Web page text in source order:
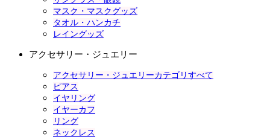
マスク・マスクグッズ
タオル・ハンカチ
レイングッズ
アクセサリー・ジュエリー
アクセサリー・ジュエリーカテゴリすべて
ピアス
イヤリング
イヤーカフ
リング
ネックレス